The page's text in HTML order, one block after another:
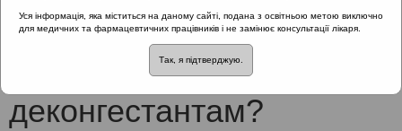
Чи є альтернатива
деконгестантам?
Уся інформація, яка міститься на даному сайті, подана з освітньою метою виключно
для медичних та фармацевтичних працівників і не замінює консультації лікаря.
Так, я підтверджую.